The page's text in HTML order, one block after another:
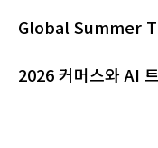
Global Summer
2026 커머스와 AI